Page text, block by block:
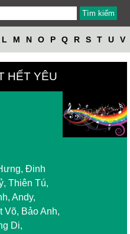
L M N O P Q R S T U V
HẾT YÊU
Đinh
Thiên Tú,
Andy,
Võ, Bảo Anh,
Di,